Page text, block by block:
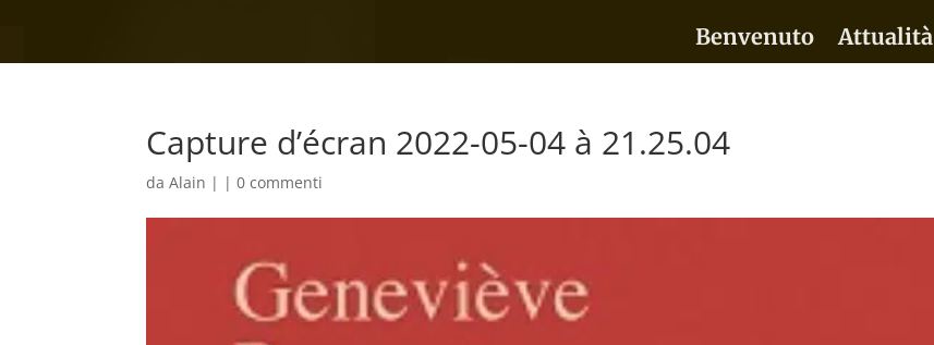
Benvenuto Attualità
Capture d’écran 2022-05-04 à 21.25.04
daAlain | |0 commenti